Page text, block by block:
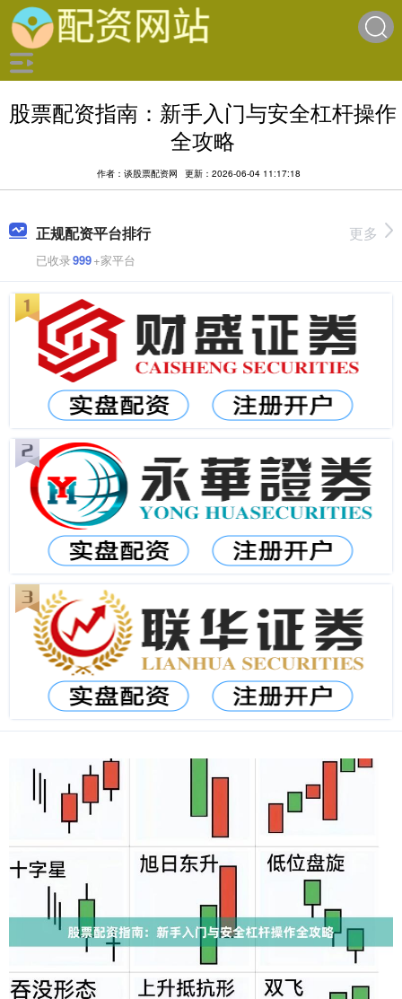
股票配资指南：新手入门与安全杠杆操作
全攻略
作者：谈股票配资网 更新：2026-06-04 11:17:18
正规配资平台排行
已收录999+家平台
更多